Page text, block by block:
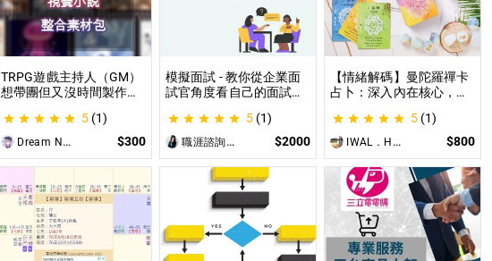
TRPG遊戲主持人（GM）
想帶團但又沒時間製作素
理吧！ 這是為使用
CCFOLIA的TRPG主持人
（GM）們所開設的項
目，主要是為了讓主持人
能少準備一些東西。
5 (1)
Dream Night Butterfly $300
模擬面試 - 教你從企業面
試官角度看自己的面試表
學、目標職缺討論
5 (1)
職涯諮詢師 阿紫 $2000
【情緒解碼】曼陀羅禪卡
占卜：深入內在核心，為
只占卜，更解決問題｜曼
陀羅禪卡情緒解析，打破
人生卡關循環
5 (1)
IWAL．HANI $800